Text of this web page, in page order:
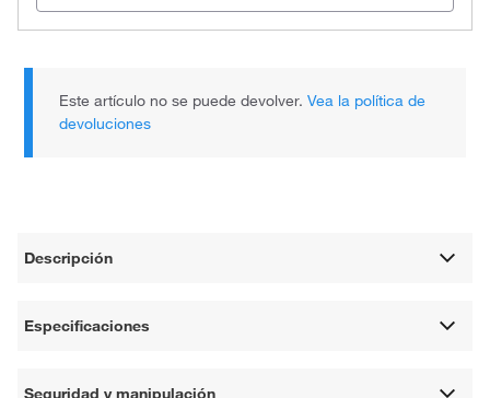
Este artículo no se puede devolver.Vea la política de
devoluciones
Descripción
Especificaciones
Seguridad y manipulación